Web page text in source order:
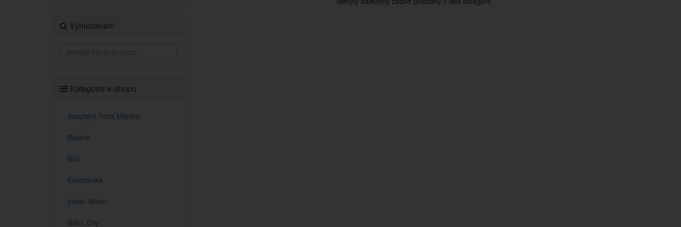
Vyhledávání
Kategorie e-shopu
Adaptéry,Trafa,Měniče
Baterie
Bílá
Elektronika
Instal. Mater
Náhr. Díly